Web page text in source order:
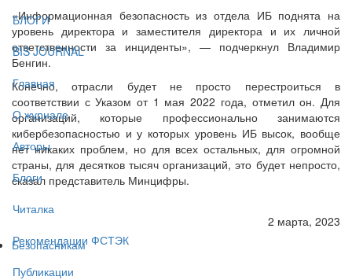
БЛОГИ
BIS JOURNAL
Главная
О журнале
Авторы
Блоги
Читалка
Рекомендации ФСТЭК
Публикации
«Информационная безопасность из отдела ИБ поднята на
уровень директора и заместителя директора и их личной
ответственности за инциденты», — подчеркнул Владимир
Бенгин.
Конечно, отрасли будет не просто перестроиться в
соответствии с Указом от 1 мая 2022 года, отметил он. Для
организаций, которые профессионально занимаются
кибербезопасностью и у которых уровень ИБ высок, вообще
нет никаких проблем, но для всех остальных, для огромной
страны, для десятков тысяч организаций, это будет непросто,
сказал представитель Минцифры.
2 марта, 2023
Безопасникам